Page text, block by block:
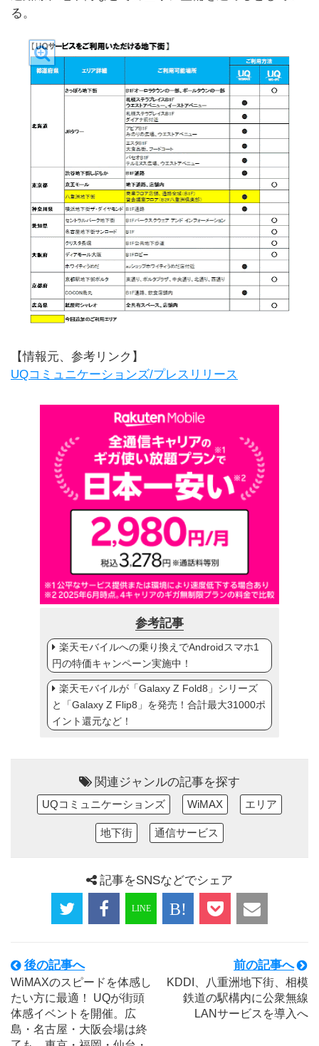
る。
【情報元、参考リンク】
UQコミュニケーションズ/プレスリリース
参考記事
楽天モバイルへの乗り換えでAndroidスマホ1
円の特価キャンペーン実施中！
楽天モバイルが「Galaxy Z Fold8」シリーズ
と「Galaxy Z Flip8」を発売！合計最大31000ポ
イント還元など！
関連ジャンルの記事を探す
UQコミュニケーションズ WiMAX エリア
地下街 通信サービス
記事をSNSなどでシェア
後の記事へ
WiMAXのスピードを体感し
たい方に最適！ UQが街頭
体感イベントを開催。広
島・名古屋・大阪会場は終
前の記事へ
KDDI、八重洲地下街、相模
鉄道の駅構内に公衆無線
LANサービスを導入へ